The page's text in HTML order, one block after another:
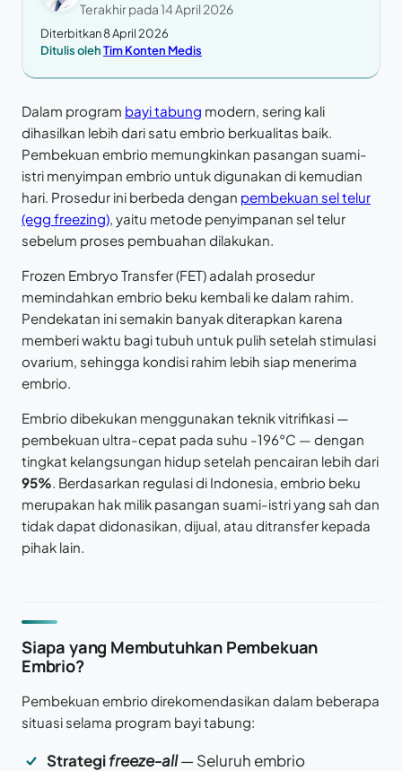
Terakhir pada14 April 2026
Diterbitkan 8 April 2026
Ditulis olehTim Konten Medis
Dalam program bayi tabung modern, sering kali
dihasilkan lebih dari satu embrio berkualitas baik.
Pembekuan embrio memungkinkan pasangan suami-
istri menyimpan embrio untuk digunakan di kemudian
hari. Prosedur ini berbeda dengan pembekuan sel telur
(egg freezing), yaitu metode penyimpanan sel telur
sebelum proses pembuahan dilakukan.
Frozen Embryo Transfer (FET) adalah prosedur
memindahkan embrio beku kembali ke dalam rahim.
Pendekatan ini semakin banyak diterapkan karena
memberi waktu bagi tubuh untuk pulih setelah stimulasi
ovarium, sehingga kondisi rahim lebih siap menerima
embrio.
Embrio dibekukan menggunakan teknik vitrifikasi —
pembekuan ultra-cepat pada suhu -196°C — dengan
tingkat kelangsungan hidup setelah pencairan lebih dari
95%. Berdasarkan regulasi di Indonesia, embrio beku
merupakan hak milik pasangan suami-istri yang sah dan
tidak dapat didonasikan, dijual, atau ditransfer kepada
pihak lain.
Siapa yang Membutuhkan Pembekuan
Embrio?
Pembekuan embrio direkomendasikan dalam beberapa
situasi selama program bayi tabung:
Strategifreeze-all— Seluruh embrio